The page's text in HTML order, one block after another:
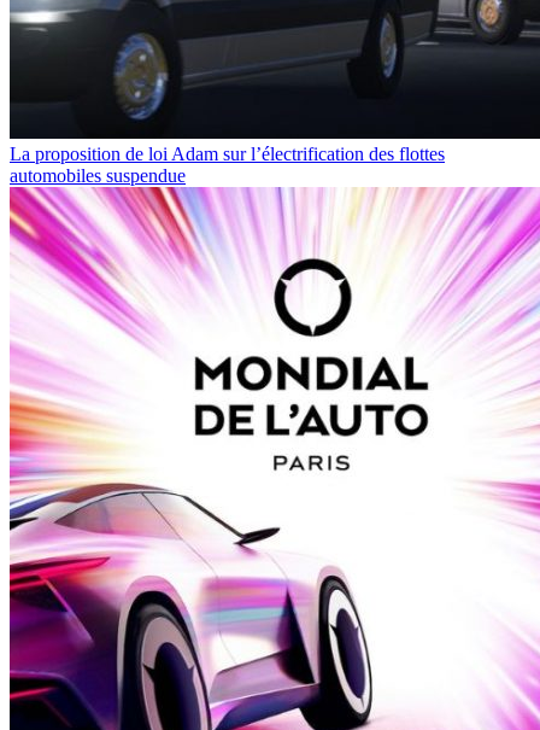
La proposition de loi Adam sur l’électrification des flottes
automobiles suspendue